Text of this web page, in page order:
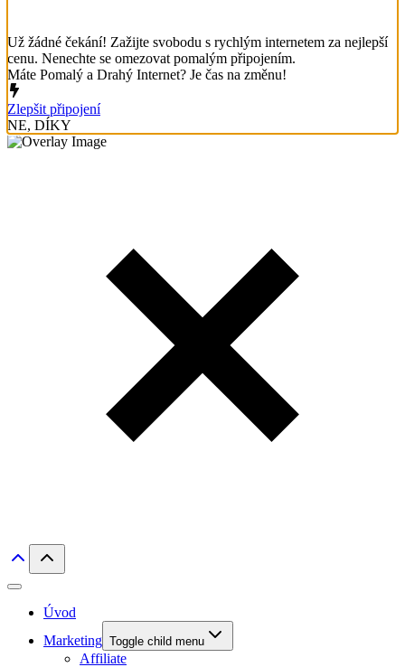
Už žádné čekání! Zažijte svobodu s rychlým internetem za nejlepší
cenu. Nenechte se omezovat pomalým připojením.
Máte Pomalý a Drahý Internet? Je čas na změnu!
Zlepšit připojení
NE, DÍKY
Úvod
Marketing Toggle child menu
Affiliate